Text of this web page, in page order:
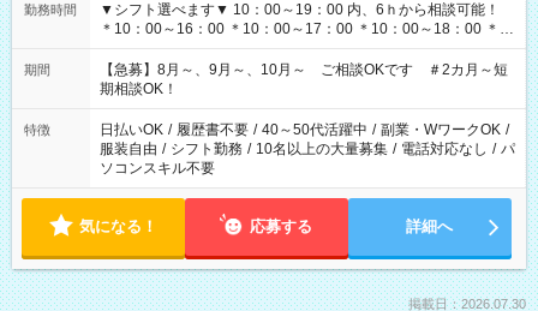
勤務時間
▼シフト選べます▼ 10：00～19：00 内、6ｈから相談可能！
＊10：00～16：00 ＊10：00～17：00 ＊10：00～18：00 ＊
11：00～19：00 ＊12：00～19：00 ＊13：00～19：00
期間
【急募】8月～、9月～、10月～ ご相談OKです ＃2カ月～短
期相談OK！
特徴 日払いOK / 履歴書不要 / 40～50代活躍中 / 副業・WワークOK /
服装自由 / シフト勤務 / 10名以上の大量募集 / 電話対応なし / パ
ソコンスキル不要
気になる！ 応募する 詳細へ
掲載日：2026.07.30